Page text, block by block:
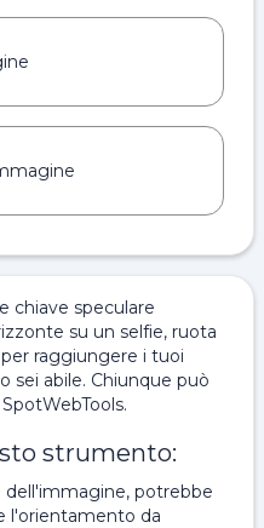
chiave speculare
su un selfie, ruota
raggiungere i tuoi
sei abile. Chiunque può
strumento:
dell'immagine, potrebbe
l'orientamento da